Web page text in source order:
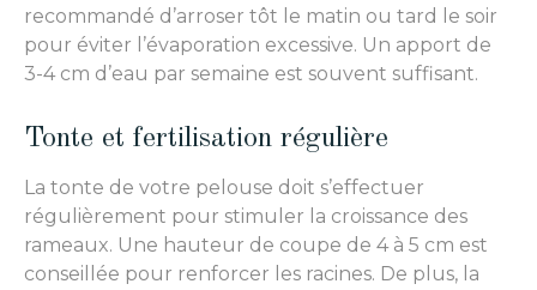
recommandé d’arroser tôt le matin ou tard le soir
pour éviter l’évaporation excessive. Un apport de
3-4 cm d’eau par semaine est souvent suffisant.
Tonte et fertilisation régulière
La tonte de votre pelouse doit s’effectuer
régulièrement pour stimuler la croissance des
rameaux. Une hauteur de coupe de 4 à 5 cm est
conseillée pour renforcer les racines. De plus, la